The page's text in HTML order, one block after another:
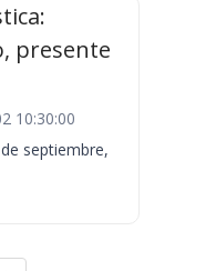
presente
10:30:00
septiembre,